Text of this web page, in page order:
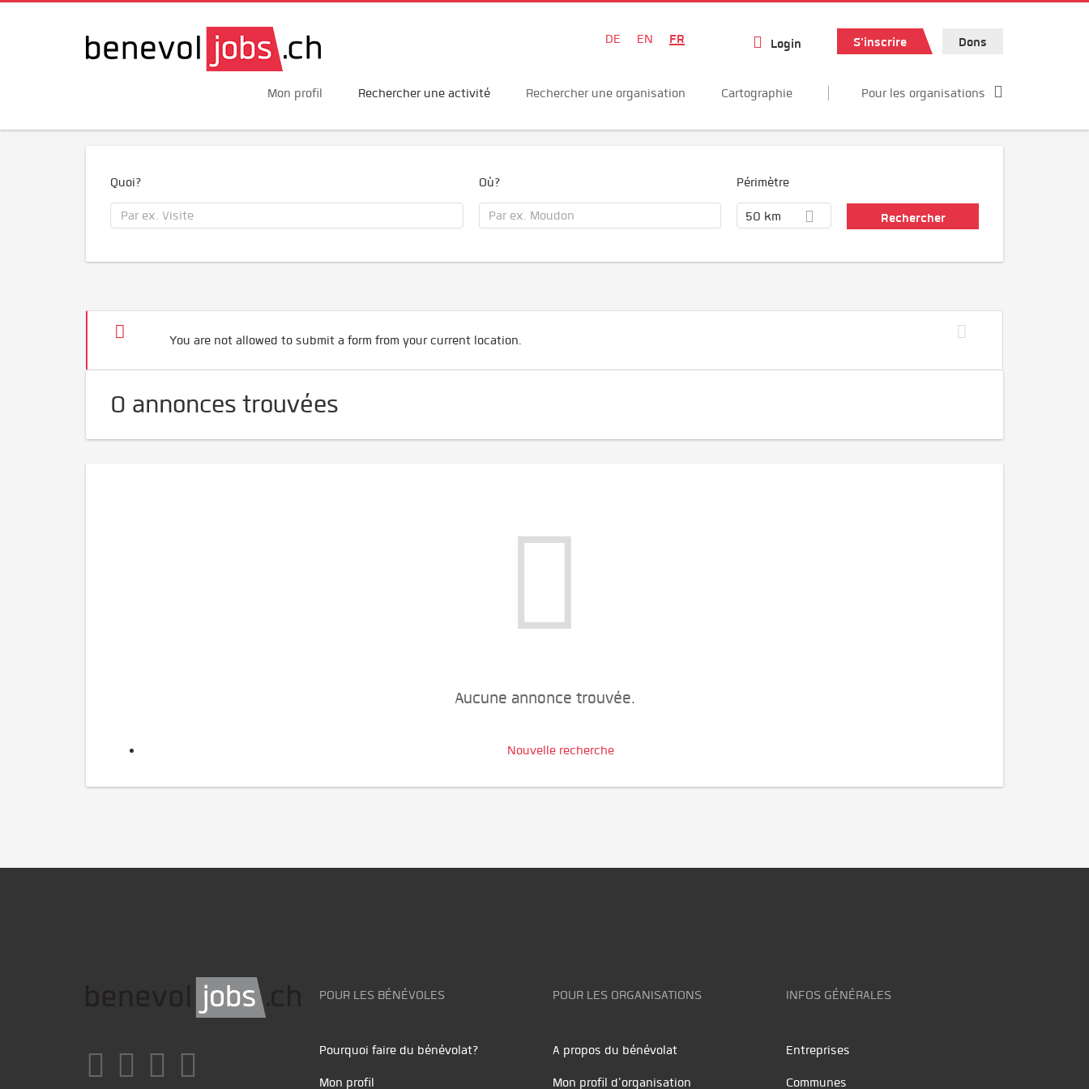
DE EN FR Login S'inscrire Dons
Mon profil Rechercher une activité Rechercher une organisation Cartographie Pour les organisations
Quoi? Où? Périmètre
50 km
You are not allowed to submit a form from your current location.
0 annonces trouvées
Aucune annonce trouvée.
Nouvelle recherche
POUR LES BÉNÉVOLES
Pourquoi faire du bénévolat?
Mon profil
POUR LES ORGANISATIONS
A propos du bénévolat
Mon profil d'organisation
INFOS GÉNÉRALES
Entreprises
Communes